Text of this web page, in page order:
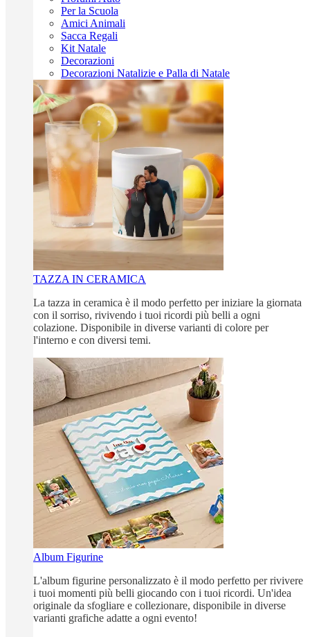
Per la Scuola
Amici Animali
Sacca Regali
Kit Natale
Decorazioni
Decorazioni Natalizie e Palla di Natale
TAZZA IN CERAMICA
La tazza in ceramica è il modo perfetto per iniziare la giornata
con il sorriso, rivivendo i tuoi ricordi più belli a ogni
colazione. Disponibile in diverse varianti di colore per
l'interno e con diversi temi.
Album Figurine
L'album figurine personalizzato è il modo perfetto per rivivere
i tuoi momenti più belli giocando con i tuoi ricordi. Un'idea
originale da sfogliare e collezionare, disponibile in diverse
varianti grafiche adatte a ogni evento!